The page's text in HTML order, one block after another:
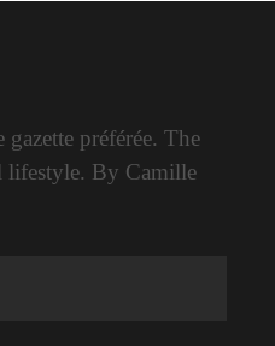
préférée. The
By Camille